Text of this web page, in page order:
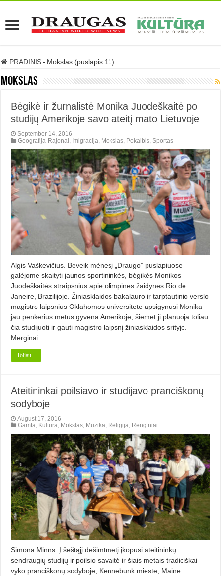
PRADINIS - Mokslas (puslapis 11)
Mokslas
Bėgikė ir žurnalistė Monika Juodeškaitė po
studijų Amerikoje savo ateitį mato Lietuvoje
September 14, 2016
Geografija-Rajonai, Imigracija, Mokslas, Pokalbis, Sportas
Algis Vaškevičius. Beveik mėnesį „Draugo” puslapiuose
galėjome skaityti jaunos sportininkės, bėgikės Monikos
Juodeškaitės straipsnius apie olimpines žaidynes Rio de
Janeire, Brazilijoje. Žiniasklaidos bakalauro ir tarptautinio verslo
magistro laipsnius Oklahomos universitete apsigynusi Monika
jau penkerius metus gyvena Amerikoje, šiemet ji planuoja toliau
čia studijuoti ir gauti magistro laipsnį žiniasklaidos srityje.
Merginai …
Toliau...
Ateitininkai poilsiavo ir studijavo pranciškonų
sodyboje
August 17, 2016
Gamta Kultūra Mokslas Muzika Religija Renginiai
Simona Minns. Į šeštąjį dešimtmetį įkopusi ateitininkų
sendraugių studijų ir poilsio savaitė ir šiais metais tradiciškai
vyko pranciškonų sodyboje, Kennebunk mieste, Maine